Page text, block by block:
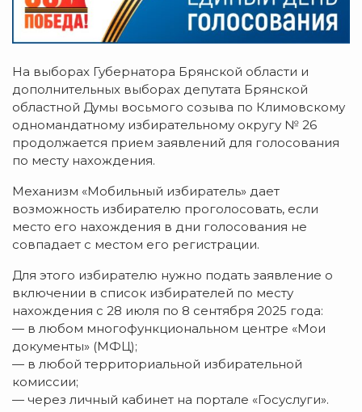
На выборах Губернатора Брянской области и
дополнительных выборах депутата Брянской
областной Думы восьмого созыва по Климовскому
одномандатному избирательному округу № 26
продолжается прием заявлений для голосования
по месту нахождения.
Механизм «Мобильный избиратель» дает
возможность избирателю проголосовать, если
место его нахождения в дни голосования не
совпадает с местом его регистрации.
Для этого избирателю нужно подать заявление о
включении в список избирателей по месту
нахождения с 28 июля по 8 сентября 2025 года:
— в любом многофункциональном центре «Мои
документы» (МФЦ);
— в любой территориальной избирательной
комиссии;
— через личный кабинет на портале «Госуслуги».